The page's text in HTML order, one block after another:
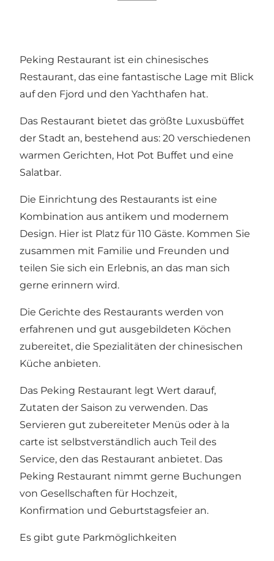
Peking Restaurant ist ein chinesisches
Restaurant, das eine fantastische Lage mit Blick
auf den Fjord und den Yachthafen hat.
Das Restaurant bietet das größte Luxusbüffet
der Stadt an, bestehend aus: 20 verschiedenen
warmen Gerichten, Hot Pot Buffet und eine
Salatbar.
Die Einrichtung des Restaurants ist eine
Kombination aus antikem und modernem
Design. Hier ist Platz für 110 Gäste. Kommen Sie
zusammen mit Familie und Freunden und
teilen Sie sich ein Erlebnis, an das man sich
gerne erinnern wird.
Die Gerichte des Restaurants werden von
erfahrenen und gut ausgebildeten Köchen
zubereitet, die Spezialitäten der chinesischen
Küche anbieten.
Das Peking Restaurant legt Wert darauf,
Zutaten der Saison zu verwenden. Das
Servieren gut zubereiteter Menüs oder à la
carte ist selbstverständlich auch Teil des
Service, den das Restaurant anbietet. Das
Peking Restaurant nimmt gerne Buchungen
von Gesellschaften für Hochzeit,
Konfirmation und Geburtstagsfeier an.
Es gibt gute Parkmöglichkeiten